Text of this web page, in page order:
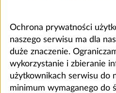
Ochrona prywatności
naszego serwisu ma dla
duże znaczenie.
wykorzystanie i zbieranie
użytkownikach serwisu do
minimum wymaganego do